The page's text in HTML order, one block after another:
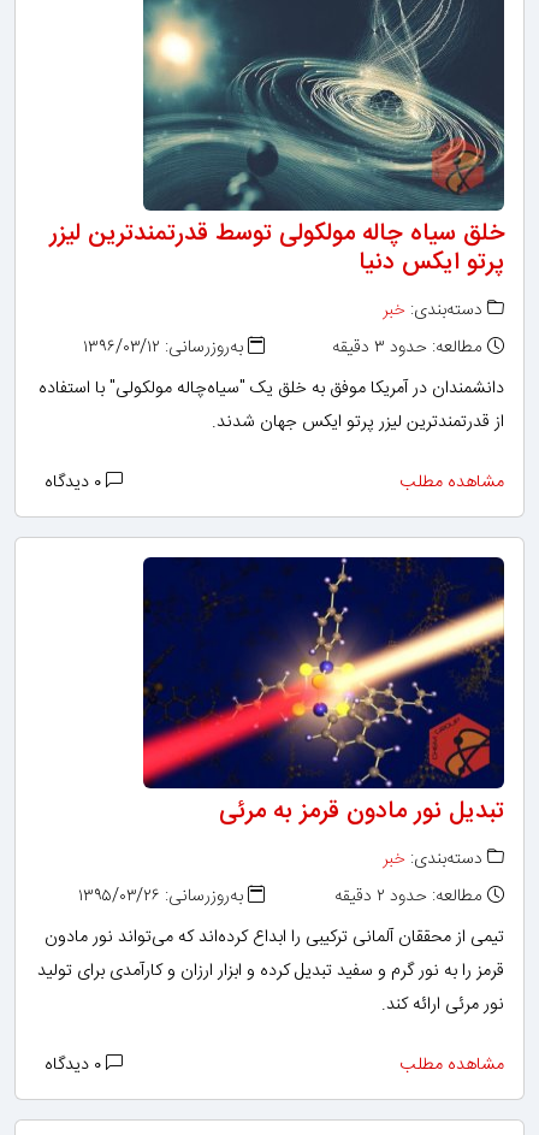
خلق سیاه چاله مولکولی توسط قدرتمندترین لیزر
پرتو ایکس دنیا
دسته‌بندی: خبر
مطالعه: حدود ۳ دقیقه
به‌روزرسانی: ۱۳۹۶/۰۳/۱۲
دانشمندان در آمریکا موفق به خلق یک "سیاه‌چاله مولکولی" با استفاده
از قدرتمندترین لیزر پرتو ایکس جهان شدند.
مشاهده مطلب
تبدیل نور مادون قرمز به مرئی
دسته‌بندی: خبر
مطالعه: حدود ۲ دقیقه
به‌روزرسانی: ۱۳۹۵/۰۳/۲۶
تیمی از محققان آلمانی ترکیبی را ابداع کرده‌اند که می‌تواند نور مادون
قرمز را به نور گرم و سفید تبدیل کرده و ابزار ارزان و کارآمدی برای تولید
نور مرئی ارائه کند.
مشاهده مطلب